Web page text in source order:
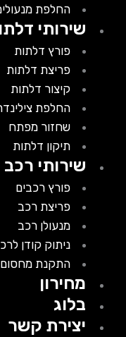
החלפת מנעולים
שירותי דלתות
פורץ דלתות
פריצת דלתות
קיצור דלתות
החלפת צילינדר
שחזור מפתח
תיקון דלתות
שירותי רכב
פורץ רכבים
פריצת רכב
מנעולן רכב
ניתוק קודן לרכב
התקנת מחסום חניה
מחירון
בלוג
יצירת קשר